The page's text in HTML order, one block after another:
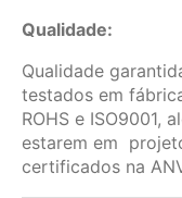
Qualidade:
Qualidade
testados em
ROHS e ISO9001,
estarem em
certificados na